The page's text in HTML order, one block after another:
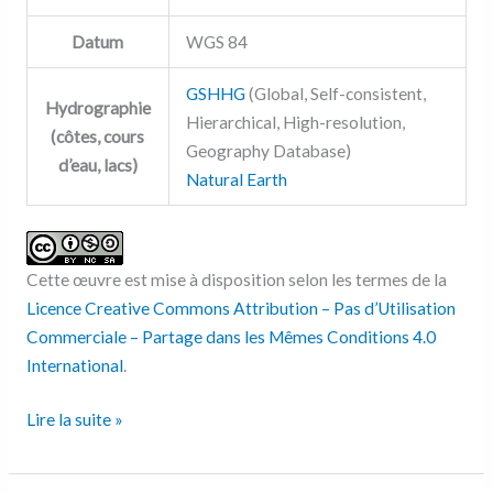
Datum WGS 84
Hydrographie
(côtes, cours
d’eau, lacs)
GSHHG(Global, Self-consistent,
Hierarchical, High-resolution,
Geography Database)
Natural Earth
Cette œuvre est mise à disposition selon les termes de la
Licence Creative Commons Attribution – Pas d’Utilisation
Commerciale – Partage dans les Mêmes Conditions 4.0
International.
Lire la suite »